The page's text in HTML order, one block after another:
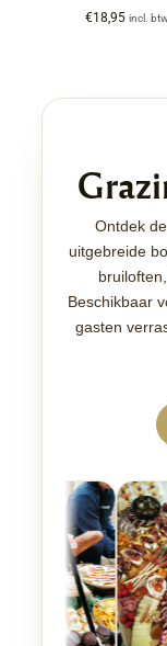
€18,95 incl. btw
Ontdek
uitgebreide
Beschikbaar
gasten